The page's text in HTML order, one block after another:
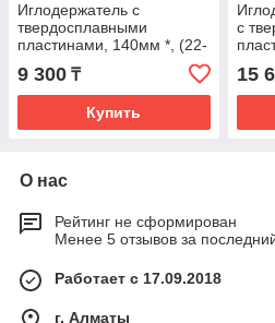
Иглодержатель с
твердосплавными
пластинами, 140мм *, (22-
9 300 ₸
Купить
с
(22-
15
О нас
Рейтинг не сформирован
Менее 5 отзывов за
Работает с 17.09.2018
г. Алматы